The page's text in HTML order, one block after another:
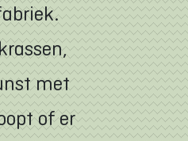
met
of er